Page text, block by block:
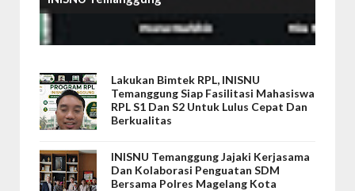
Lakukan Bimtek RPL, INISNU
Temanggung Siap Fasilitasi Mahasiswa
RPL S1 Dan S2 Untuk Lulus Cepat Dan
Berkualitas
INISNU Temanggung Jajaki Kerjasama
Dan Kolaborasi Penguatan SDM
Bersama Polres Magelang Kota